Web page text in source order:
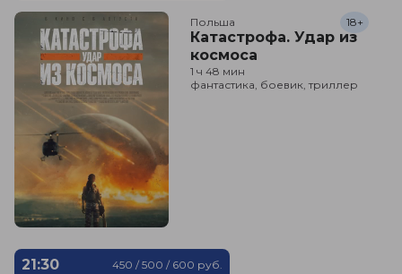
Польша
Катастрофа. Удар из
космоса
18+
1 ч 48 мин
фантастика, боевик, триллер
21:30
450 / 500 / 600 руб.